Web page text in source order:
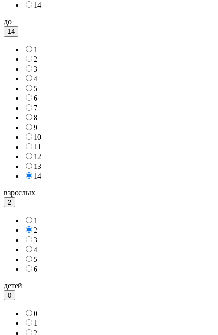
14
до
14
1
2
3
4
5
6
7
8
9
10
11
12
13
14
взрослых
2
1
2
3
4
5
6
детей
0
0
1
2